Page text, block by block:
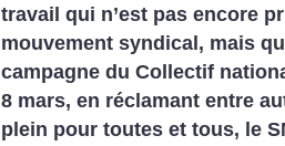
travail qui n’est pas encore
mouvement syndical, mais
campagne du Collectif
8 mars, en réclamant entre
plein pour toutes et tous, le